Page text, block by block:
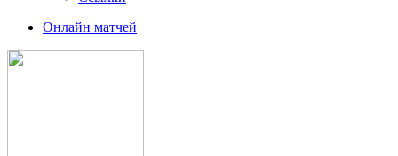
Онлайн матчей